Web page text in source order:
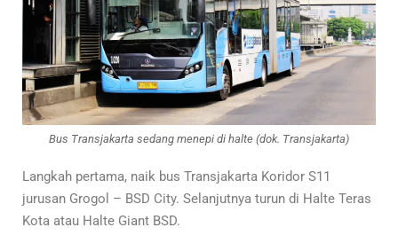
Bus Transjakarta sedang menepi di halte (dok. Transjakarta)
Langkah pertama, naik bus Transjakarta Koridor S11
jurusan Grogol – BSD City. Selanjutnya turun di Halte Teras
Kota atau Halte Giant BSD.